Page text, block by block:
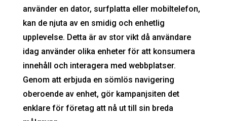
använder en dator, surfplatta eller mobiltelefon,
kan de njuta av en smidig och enhetlig
upplevelse. Detta är av stor vikt då användare
idag använder olika enheter för att konsumera
innehåll och interagera med webbplatser.
Genom att erbjuda en sömlös navigering
oberoende av enhet, gör kampanjsiten det
enklare för företag att nå ut till sin breda